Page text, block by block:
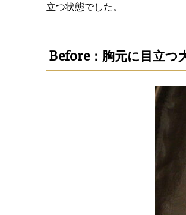
立つ状態でした。
Before：胸元に目立つ